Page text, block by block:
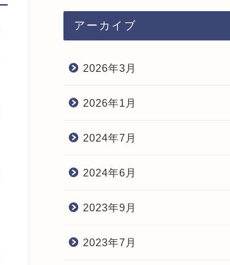
アーカイブ
2026年3月
2026年1月
2024年7月
2024年6月
2023年9月
2023年7月